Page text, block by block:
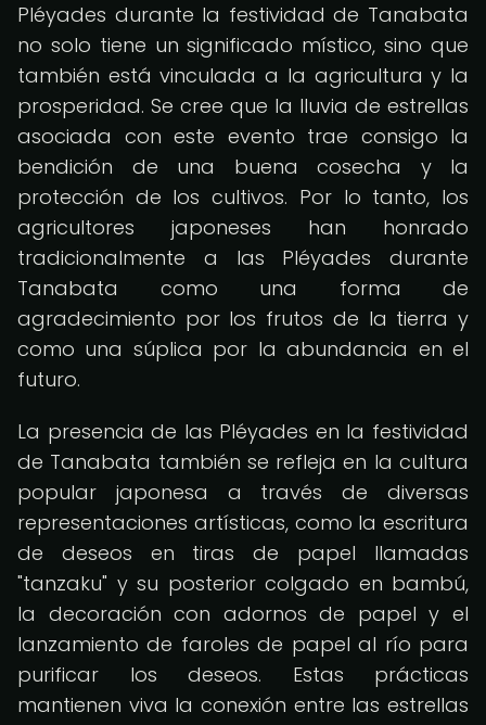
Pléyades durante la festividad de Tanabata
no solo tiene un significado místico, sino que
también está vinculada a la agricultura y la
prosperidad. Se cree que la lluvia de estrellas
asociada con este evento trae consigo la
bendición de una buena cosecha y la
protección de los cultivos. Por lo tanto, los
agricultores japoneses han honrado
tradicionalmente a las Pléyades durante
Tanabata como una forma de
agradecimiento por los frutos de la tierra y
como una súplica por la abundancia en el
futuro.
La presencia de las Pléyades en la festividad
de Tanabata también se refleja en la cultura
popular japonesa a través de diversas
representaciones artísticas, como la escritura
de deseos en tiras de papel llamadas
"tanzaku" y su posterior colgado en bambú,
la decoración con adornos de papel y el
lanzamiento de faroles de papel al río para
purificar los deseos. Estas prácticas
mantienen viva la conexión entre las estrellas